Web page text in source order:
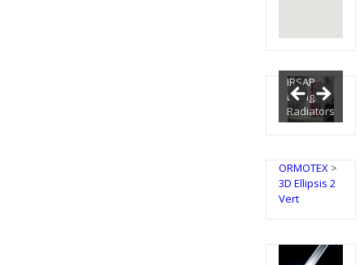
IRSAP
Design
Radiators
ORMOTEX>
3D Ellipsis 2
Vert